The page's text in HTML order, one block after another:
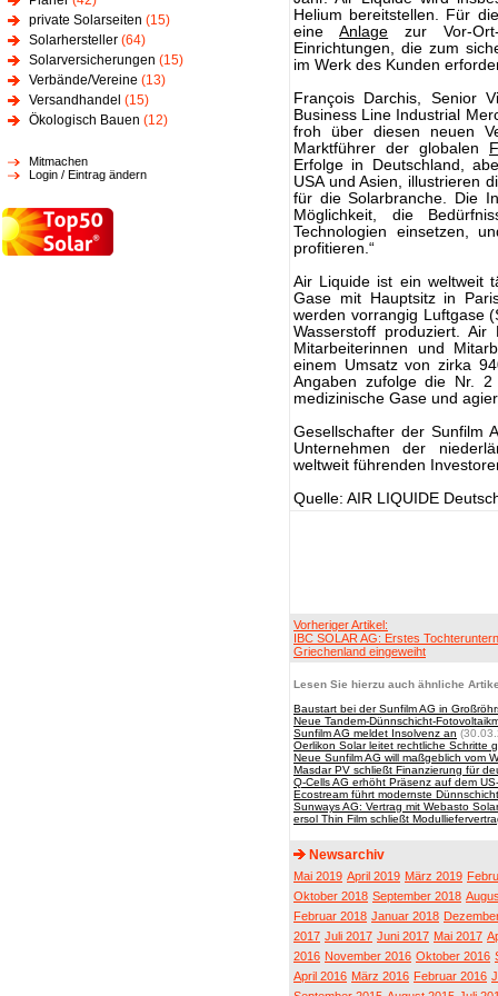
private Solarseiten (15)
Solarhersteller (64)
Solarversicherungen (15)
Verbände/Vereine (13)
Versandhandel (15)
Ökologisch Bauen (12)
Mitmachen
Login / Eintrag ändern
Helium bereitstellen. Für
eineAnlage zur Vor-
Einrichtungen, die zum
im Werk des Kunden
François Darchis, Senior
Business Line Industrial
froh über diesen neuen
Marktführer der globalen
Erfolge in Deutschland,
USA und Asien, illustrieren
für die Solarbranche. Die
Möglichkeit, die
Technologien einsetzen,
profitieren.“
Air Liquide ist ein weltweit
Gase mit Hauptsitz in
werden vorrangig Luftgase
Wasserstoff produziert.
Mitarbeiterinnen und
einem Umsatz von zirka
Angaben zufolge die Nr.
medizinische Gase und
Gesellschafter der Sunfilm
Unternehmen der
weltweit führenden
Quelle: AIR LIQUIDE
Vorheriger Artikel:
IBC SOLAR AG: Erstes
Griechenland eingeweiht
Lesen Sie hierzu auch ähnliche
Baustart bei der Sunfilm AG in
Neue Tandem-Dünnschicht-
Sunfilm AG meldet Insolvenz an
Oerlikon Solar leitet rechtliche Schritte
Neue Sunfilm AG will maßgeblich vom
Masdar PV schließt Finanzierung für
Q-Cells AG erhöht Präsenz auf dem
Ecostream führt modernste
Sunways AG: Vertrag mit Webasto
ersol Thin Film schließt
Newsarchiv
Mai 2019 April 2019 März 2019
Oktober 2018 September 2018
Februar 2018 Januar 2018
2017 Juli 2017 Juni 2017 Mai 2017
2016 November 2016 Oktober 2016
April 2016 März 2016 Februar 2016